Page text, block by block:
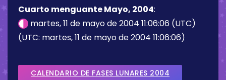
Cuarto menguante Mayo, 2004:
martes, 11 de mayo de 2004 11:06:06 (UTC)
(UTC: martes, 11 de mayo de 2004 11:06:06)
CALENDARIO DE FASES LUNARES 2004